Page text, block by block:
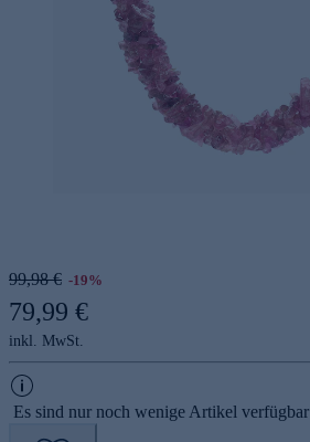
99,98 € -19%
79,99 €
inkl. MwSt.
Es sind nur noch wenige Artikel verfügbar